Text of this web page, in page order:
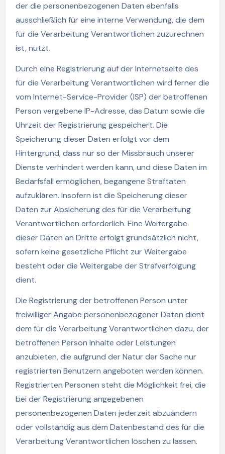
der die personenbezogenen Daten ebenfalls
ausschließlich für eine interne Verwendung, die dem
für die Verarbeitung Verantwortlichen zuzurechnen
ist, nutzt.
Durch eine Registrierung auf der Internetseite des
für die Verarbeitung Verantwortlichen wird ferner die
vom Internet-Service-Provider (ISP) der betroffenen
Person vergebene IP-Adresse, das Datum sowie die
Uhrzeit der Registrierung gespeichert. Die
Speicherung dieser Daten erfolgt vor dem
Hintergrund, dass nur so der Missbrauch unserer
Dienste verhindert werden kann, und diese Daten im
Bedarfsfall ermöglichen, begangene Straftaten
aufzuklären. Insofern ist die Speicherung dieser
Daten zur Absicherung des für die Verarbeitung
Verantwortlichen erforderlich. Eine Weitergabe
dieser Daten an Dritte erfolgt grundsätzlich nicht,
sofern keine gesetzliche Pflicht zur Weitergabe
besteht oder die Weitergabe der Strafverfolgung
dient.
Die Registrierung der betroffenen Person unter
freiwilliger Angabe personenbezogener Daten dient
dem für die Verarbeitung Verantwortlichen dazu, der
betroffenen Person Inhalte oder Leistungen
anzubieten, die aufgrund der Natur der Sache nur
registrierten Benutzern angeboten werden können.
Registrierten Personen steht die Möglichkeit frei, die
bei der Registrierung angegebenen
personenbezogenen Daten jederzeit abzuändern
oder vollständig aus dem Datenbestand des für die
Verarbeitung Verantwortlichen löschen zu lassen.